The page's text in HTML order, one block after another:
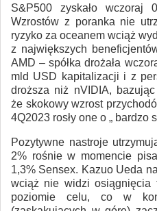
S&P500 zyskało wczoraj
Wzrostów z poranka nie
ryzyko za oceanem wciąż
z największych
AMD – spółka drożała
mld USD kapitalizacji i z
droższa niż nVIDIA,
że skokowy wzrost
4Q2023 rosły one o „ bardzo
Pozytywne nastroje
2% rośnie w momencie
1,3% Sensex. Kazuo Ueda
wciąż nie widzi osiągnięcia
poziomie celu, co w